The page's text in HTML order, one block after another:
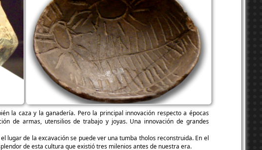
la caza y la ganadería. Pero la principal innovación respecto a épocas
de armas, utensilios de trabajo y joyas. Una innovación de grandes
lugar de la excavación se puede ver una tumba tholos reconstruida. En el
de esta cultura que existió tres milenios antes de nuestra era.